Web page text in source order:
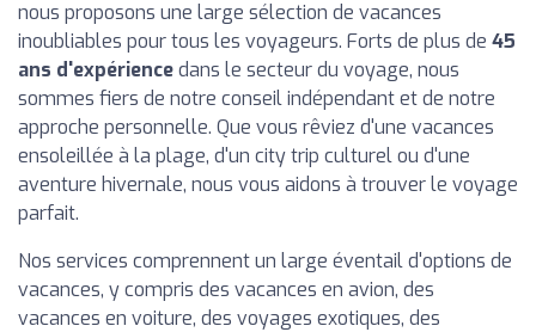
nous proposons une large sélection de vacances
inoubliables pour tous les voyageurs. Forts de plus de 45
ans d'expériencedans le secteur du voyage, nous
sommes fiers de notre conseil indépendant et de notre
approche personnelle. Que vous rêviez d'une vacances
ensoleillée à la plage, d'un city trip culturel ou d'une
aventure hivernale, nous vous aidons à trouver le voyage
parfait.
Nos services comprennent un large éventail d'options de
vacances, y compris des vacances en avion, des
vacances en voiture, des voyages exotiques, des